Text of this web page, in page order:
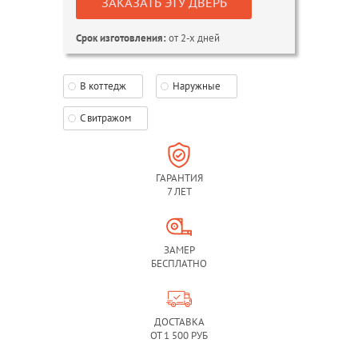
ЗАКАЗАТЬ ЭТУ ДВЕРЬ
Срок изготовления:от 2-х дней
В коттедж Наружные
С витражом
ГАРАНТИЯ
7 ЛЕТ
ЗАМЕР
БЕСПЛАТНО
ДОСТАВКА
ОТ 1 500 РУБ